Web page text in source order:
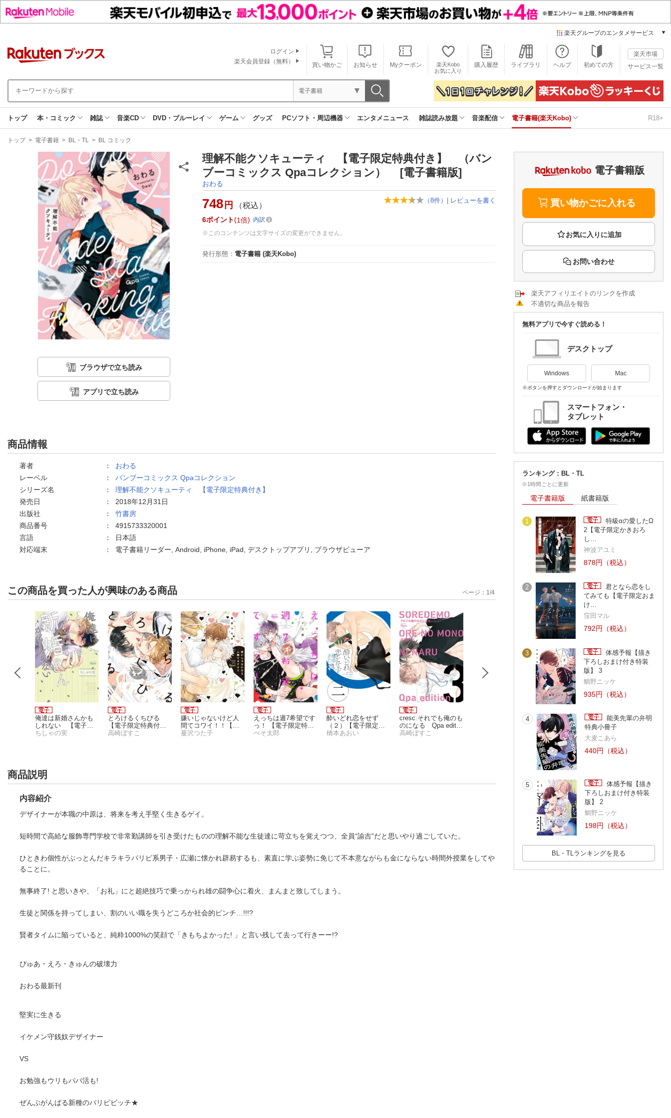
楽天グループのエンタメサービス
本/ゲーム/CD/DVD
楽天ブックス
電子書籍
楽天Kobo
雑誌読み放題
楽天ミュージック
楽天TV
動画配信ガイド
Rakuten PLAY
Rチャンネル
楽天チケット
エンタメニュース
推し楽
買い物かご お知らせ Myクーポン
楽天Kobo
お気に入り
購入履歴 ライブラリ ヘルプ 初めての方
楽天市場
サービス一覧
ログイン
楽天会員登録（無料）
電子書籍
トップ 本・コミック 雑誌 音楽CD DVD・ブルーレイ ゲーム グッズ PCソフト・周辺機器 エンタメニュース 雑誌読み放題 音楽配信 電子書籍(楽天Kobo) R18+
現
トップ > 電子書籍 > BL・TL > BL コミック
ブラウザで立ち読み
アプリで立ち読み
理解不能クソキューティ 【電子限定特典付き】 （バン
ブーコミックス Qpaコレクション） [電子書籍版]
おわる
（8件） | レビューを書く
748 円 （税込）
6ポイント 1倍
内訳
※このコンテンツは文字サイズの変更ができません。
発行形態 ： 電子書籍 (楽天Kobo)
商品情報
著者 ： おわる
レーベル
： バンブーコミックス Qpaコレクション
シリーズ名
： 理解不能クソキューティ 【電子限定特典付き】
発売日
： 2018年12月31日
出版社
： 竹書房
商品番号
： 4915733320001
言語
：
日本語
対応端末
： 電子書籍リーダー, Android, iPhone, iPad, デスクトップアプリ, ブラウザビューア
この商品を買った人が興味のある商品
俺達は新婚さんかも
しれない 【電子限
定特典付き】
ちしゃの実
とろけるくちびる
【電子限定特典付
き】
高崎ぼすこ
嫌いじゃないけど人
間てコワイ！！【電
子限定特典付き】
蔓沢つた子
えっちは週7希望です
っ！ 【電子限定特典
付き】
ぺそ太郎
酔いどれ恋をせず
（２）【電子限定お
まけ付き】
橋本あおい
cresc.それでも俺のも
のになる Qpa editio
n【電子限定描き下ろ
高崎ぼすこ
ダブルウルフ【電子
とろけるくちびる mo
re melty 【電子限定
特典付き】
高崎ぼすこ
セックスするよ
ページ： 1 /4
商品説明
内容紹介
デザイナーが本職の中原は、将来を考え手堅く生きるゲイ。
短時間で高給な服飾専門学校で非常勤講師を引き受けたものの理解不能な生徒達に苛立ちを覚えつつ、全員“諭吉”だと思いやり過ごしていた。
ひときわ個性がぶっとんだキラキラパリピ系男子・広瀬に懐かれ辟易するも、素直に学ぶ姿勢に免じて不本意ながらも金にならない時間外授業をしてや
ることに。
無事終了! と思いきや、「お礼」にと超絶技巧で乗っかられ雄の闘争心に着火、まんまと致してしまう。
生徒と関係を持ってしまい、割のいい職を失うどころか社会的ピンチ…!!!?
賢者タイムに陥っていると、純粋1000%の笑顔で「きもちよかった! 」と言い残して去って行きーー!?
ぴゅあ・えろ・きゅんの破壊力
おわる最新刊
堅実に生きる
イケメン守銭奴デザイナー
VS
お勉強もウリもパパ活も!
ぜんぶがんばる新種のパリピビッチ★
電子書籍版
買い物かごに入れる
お問い合わせ
楽天アフィリエイトのリンクを作成
不適切な商品を報告
無料アプリで今すぐ読める！
デスクトップ
Windows Mac
※ボタンを押すとダウンロードが始まります
スマートフォン・
タブレット
ランキング：BL・TL
※1時間ごとに更新
電子書籍版 紙書籍版
1
特級αの愛したΩ
2【電子限定かきおろ
し…
神波アユミ
878円（税込）
2
君となら恋をし
てみても【電子限定おま
け…
窪田マル
792円（税込）
3
体感予報【描き
下ろしおまけ付き特装
版】 3
鯛野ニッケ
935円（税込）
4
能美先輩の弁明
特典小冊子
大麦こあら
440円（税込）
5
体感予報【描き
下ろしおまけ付き特装
版】 2
鯛野ニッケ
198円（税込）
BL・TLランキングを見る